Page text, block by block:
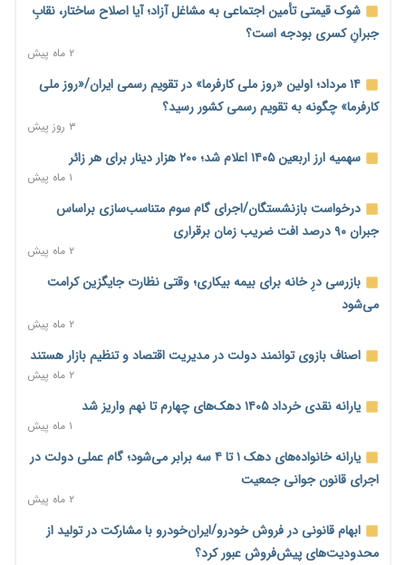
ترمیم مزد در راه است؟ تأکید بر افزایش مزد پایه و شفافیت سبد
۱۰ ساعت پیش
وام بدون رتبه اعتباری؛ صندوق کارآفرینی امید از حمایت متفاوت
ناترازی برق ۳۰ درصد کاهش یافت؛ وعده وزارت نیرو برای رفع
محدودیت صنایع
۱۰ ساعت پیش
ورود بخش خصوصی به حکمرانی اشتغال؛ «یاوران پیشرفت»
امسال گسترده‌تر می‌شود
۱۰ ساعت پیش
مطالبه کارگران جنوب برای پرداخت «حق جنگ»؛ از نفت و گاز تا
شبکه برق
۱۰ ساعت پیش
حساب‌های شرکت ملی نفت در بانک صنعت و معدن مسدود شد؛
بدهی یک میلیارد دلاری
درآمد کارگزاری‌ها چقدر است؟ کانون کارگزاران اعداد منتشرشده در
فضای مجازی را تکذیب کرد
بیکاری ۷ درصدی روی کاغذ؛ آیا در واقعیت هم این چنین است؟
شوک قیمتی تأمین اجتماعی به مشاغل آزاد؛ آیا اصلاح ساختار، نقابِ
جبرانِ کسری بودجه است؟
۲ ماه پیش
۱۴ مرداد؛ اولین «روز ملی کارفرما» در تقویم رسمی ایران/«روز ملی
کارفرما» چگونه به تقویم رسمی کشور رسید؟
۳ روز پیش
سهمیه ارز اربعین ۱۴۰۵ اعلام شد؛ ۲۰۰ هزار دینار برای هر زائر
۱ ماه پیش
درخواست بازنشستگان/اجرای گام سوم متناسب‌سازی براساس
جبران ۹۰ درصد افت ضریب زمان برقراری
۲ ماه پیش
بازرسی درِ خانه برای بیمه بیکاری؛ وقتی نظارت جایگزین کرامت
می‌شود
۲ ماه پیش
اصناف بازوی توانمند دولت در مدیریت اقتصاد و تنظیم بازار هستند
۲ ماه پیش
یارانه نقدی خرداد ۱۴۰۵ دهک‌های چهارم تا نهم واریز شد
۱ ماه پیش
یارانه خانواده‌های دهک ۱ تا ۴ سه برابر می‌شود؛ گام عملی دولت در
اجرای قانون جوانی جمعیت
۲ ماه پیش
ابهام قانونی در فروش خودرو/ایران‌خودرو با مشارکت در تولید از
محدودیت‌های پیش‌فروش عبور کرد؟